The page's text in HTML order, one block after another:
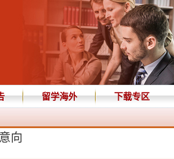
留学海外 下载专区
向